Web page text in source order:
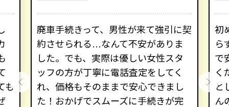
も
廃車手続きって、男性が来て強引に契
約させられる…なんて不安がありま
した。でも、実際は優しい女性スタ
ッフの方が丁寧に電話査定をしてく
れ、価格もそのままで安心できまし
た！おかげでスムーズに手続きが完
初
ら
で
く
と
ん